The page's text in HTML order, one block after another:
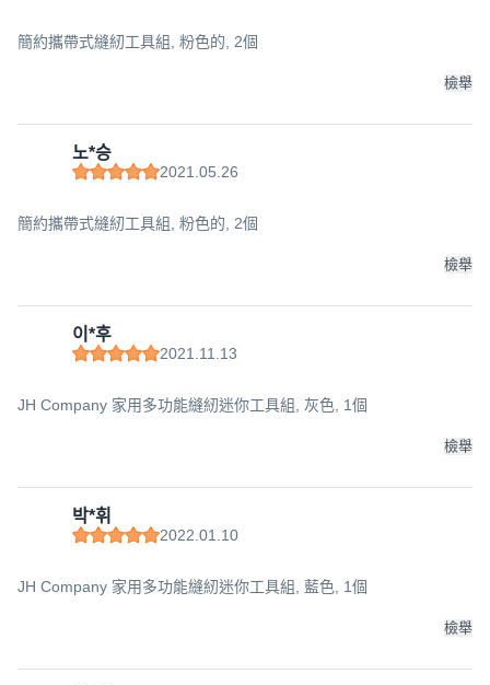
簡約攜帶式縫紉工具組, 粉色的, 2個
檢舉
노*승
2021.05.26
簡約攜帶式縫紉工具組, 粉色的, 2個
檢舉
이*후
2021.11.13
JH Company 家用多功能縫紉迷你工具組, 灰色, 1個
檢舉
박*휘
2022.01.10
JH Company 家用多功能縫紉迷你工具組, 藍色, 1個
檢舉